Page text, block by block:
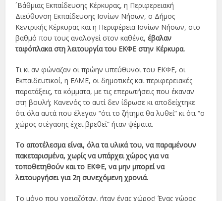
´Βάθμιας Εκπαίδευσης Κέρκυρας, η Περιφερειακή
Διεύθυνση Εκπαίδευσης Ιονίων Νήσων, ο Δήμος
Κεντρικής Κέρκυρας και η Περιφέρεια Ιονίων Νήσων, στο
βαθμό που τους αναλογεί στον καθένα,έβαλαν
ταφόπλακα στη λειτουργία του ΕΚΦΕ στην Κέρκυρα.
Τι κι αν φώναζαν οι πρώην υπεύθυνοι του ΕΚΦΕ, οι
Εκπαιδευτικοί, η ΕΛΜΕ, οι δημοτικές και περιφερειακές
παρατάξεις, τα κόμματα, με τις επερωτήσεις που έκαναν
στη βουλή; Κανενός το αυτί δεν ίδρωσε κι αποδείχτηκε
ότι όλα αυτά που έλεγαν “ότι το ζήτημα θα λυθεί” κι ότι “ο
χώρος στέγασης έχει βρεθεί” ήταν ψέματα.
Το αποτέλεσμα είναι, όλα τα υλικά του, να παραμένουν
πακεταρισμένα, χωρίς να υπάρχει χώρος για να
τοποθετηθούν και το ΕΚΦΕ, να μην μπορεί να
λειτουργήσει για 2η συνεχόμενη χρονιά.
Το μόνο που χρειαζόταν, ήταν ένας χώρος! Ένας χώρος